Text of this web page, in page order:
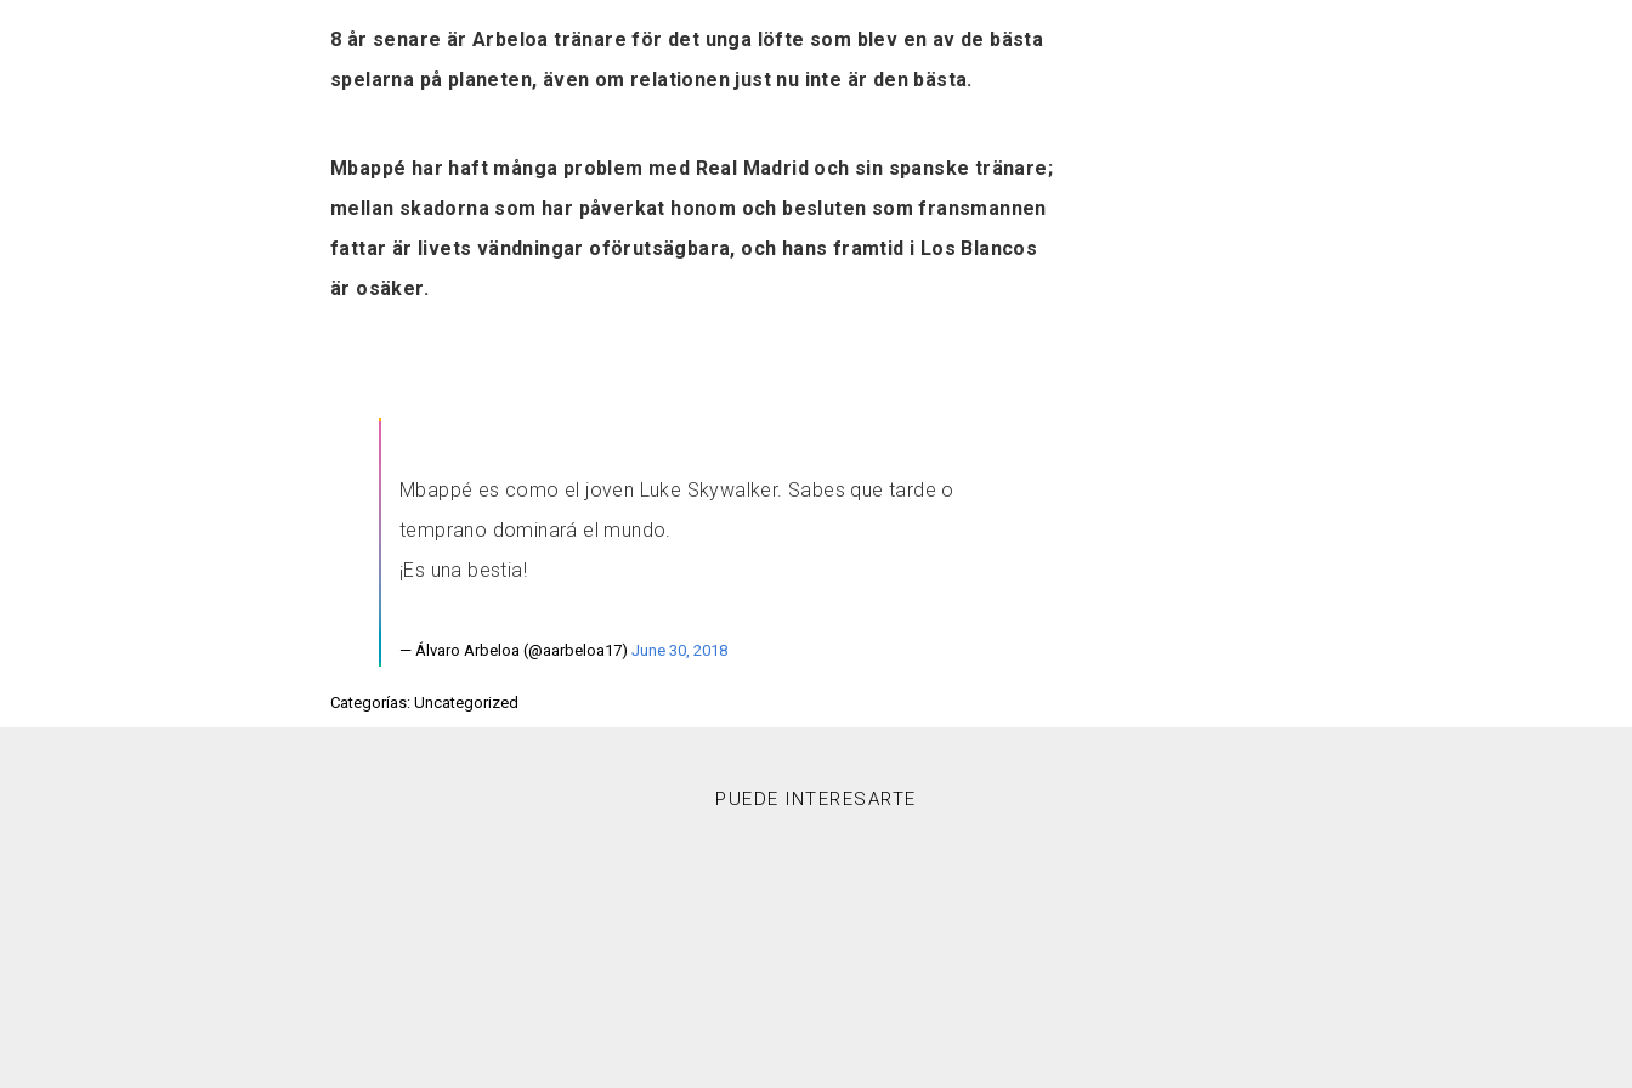
8 år senare är Arbeloa tränare för det unga löfte som blev en av de bästa
spelarna på planeten, även om relationen just nu inte är den bästa.
Mbappé har haft många problem med Real Madrid och sin spanske tränare;
mellan skadorna som har påverkat honom och besluten som fransmannen
fattar är livets vändningar oförutsägbara, och hans framtid i Los Blancos
är osäker.
Mbappé es como el joven Luke Skywalker. Sabes que tarde o
temprano dominará el mundo.
¡Es una bestia!
— Álvaro Arbeloa (@aarbeloa17) June 30, 2018
Categorías: Uncategorized
PUEDE INTERESARTE